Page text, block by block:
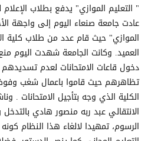
" التعليم الموازي" يدفع بطلاب
عادت جامعة صنعاء اليوم إلى واجهة
الموازي" حيث قام عدد من طلاب كلية
العميد. وكانت الجامعة شهدت اليوم
دخول قاعات الامتحانات لعدم
تظاهرهم حيث قاموا باعمال شغب
الكلية الذي وجه بتأجيل الامتحانات .
الانتقالي عبد ربه منصور هادي
الرسوم، تمهيدا لالغاء هذا النظام